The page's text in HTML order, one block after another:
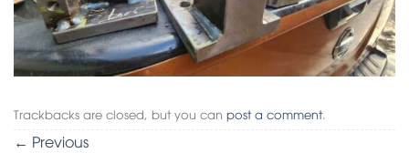
Trackbacks are closed, but you can post a comment.
← Previous